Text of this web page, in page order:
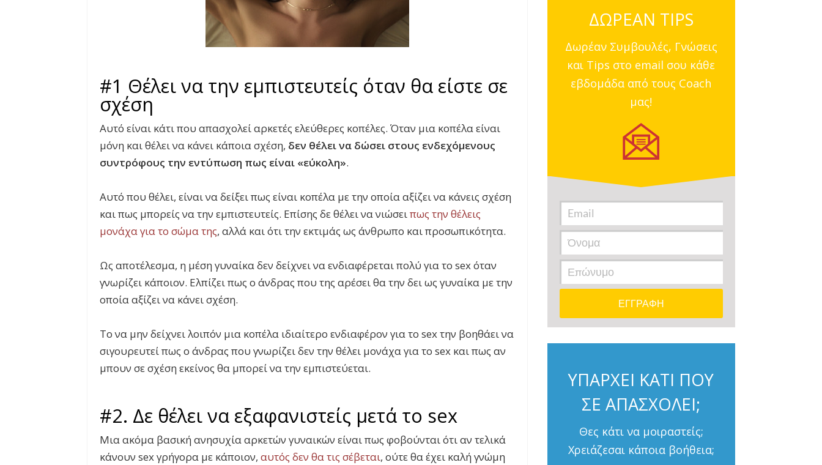
#1 Θέλει να την εμπιστευτείς όταν θα είστε σε
σχέση
Αυτό είναι κάτι που απασχολεί αρκετές ελεύθερες κοπέλες. Όταν μια κοπέλα είναι
μόνη και θέλει να κάνει κάποια σχέση, δεν θέλει να δώσει στους ενδεχόμενους
συντρόφους την εντύπωση πως είναι «εύκολη».
Αυτό που θέλει, είναι να δείξει πως είναι κοπέλα με την οποία αξίζει να κάνεις σχέση
και πως μπορείς να την εμπιστευτείς. Επίσης δε θέλει να νιώσειπως την θέλεις
μονάχα για το σώμα της, αλλά και ότι την εκτιμάς ως άνθρωπο και προσωπικότητα.
Ως αποτέλεσμα, η μέση γυναίκα δεν δείχνει να ενδιαφέρεται πολύ για το sex όταν
γνωρίζει κάποιον. Ελπίζει πως ο άνδρας που της αρέσει θα την δει ως γυναίκα με την
οποία αξίζει να κάνει σχέση.
Το να μην δείχνει λοιπόν μια κοπέλα ιδιαίτερο ενδιαφέρον για το sex την βοηθάει να
σιγουρευτεί πως ο άνδρας που γνωρίζει δεν την θέλει μονάχα για το sex και πως αν
μπουν σε σχέση εκείνος θα μπορεί να την εμπιστεύεται.
#2. Δε θέλει να εξαφανιστείς μετά το sex
Μια ακόμα βασική ανησυχία αρκετών γυναικών είναι πως φοβούνται ότι αν τελικά
κάνουν sex γρήγορα με κάποιον, αυτός δεν θα τις σέβεται, ούτε θα έχει καλή γνώμη
ΔΩΡΕΑΝ TIPS
Δωρέαν Συμβουλές, Γνώσεις
και Tips στο email σου κάθε
εβδομάδα από τους Coach
μας!
ΥΠΑΡΧΕΙ ΚΑΤΙ ΠΟΥ
ΣΕ ΑΠΑΣΧΟΛΕΙ;
Θες κάτι να μοιραστείς;
Χρειάζεσαι κάποια βοήθεια;